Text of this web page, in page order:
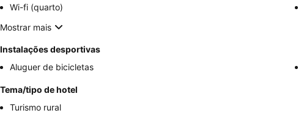
Wi-fi (quarto)
Mostrar mais
Instalações desportivas
Aluguer de bicicletas
Tema/tipo de hotel
Turismo rural